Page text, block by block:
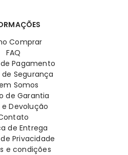
Comprar
FAQ
Pagamento
Segurança
Somos
de Garantia
e Devolução
de Entrega
Privacidade
e condições